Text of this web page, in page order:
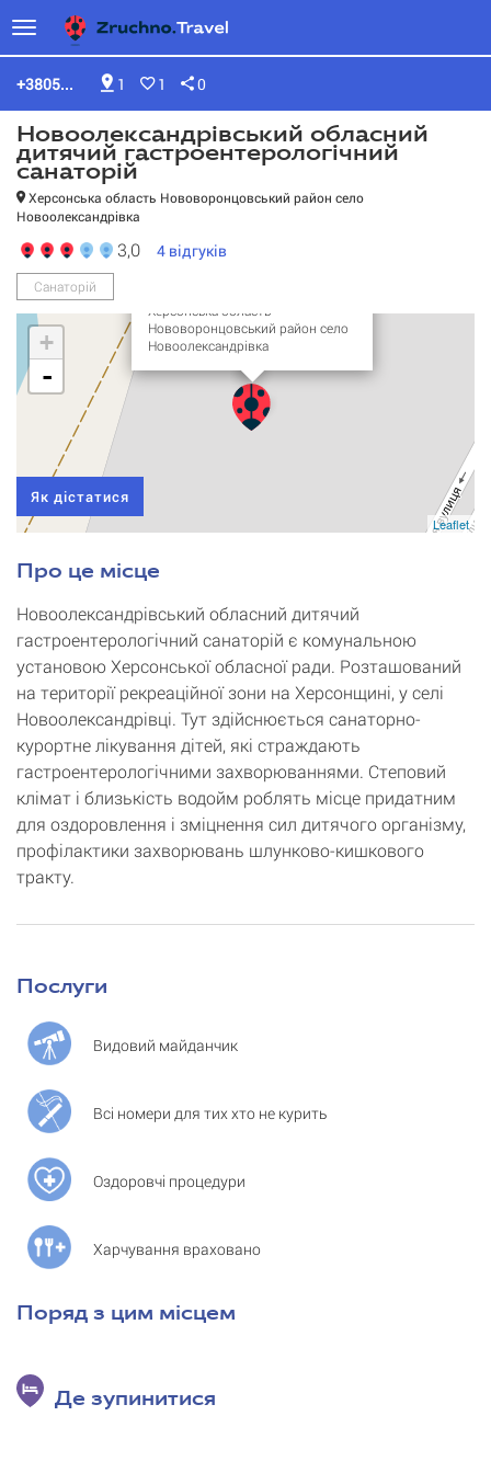
1 1 0
+3805...
Новоолександрівський обласний
дитячий гастроентерологічний
санаторій
Херсонська область Нововоронцовський район село
Новоолександрівка
3,0 4 відгуків
Санаторій
обласний дитячий
гастроентерологічний
Херсонська область
Нововоронцовський район село
Новоолександрівка
+
-
Leaflet
Як дістатися
Про це місце
Новоолександрівський обласний дитячий
гастроентерологічний санаторій є комунальною
установою Херсонської обласної ради. Розташований
на території рекреаційної зони на Херсонщині, у селі
Новоолександрівці. Тут здійснюється санаторно-
курортне лікування дітей, які страждають
гастроентерологічними захворюваннями. Степовий
клімат і близькість водойм роблять місце придатним
для оздоровлення і зміцнення сил дитячого організму,
профілактики захворювань шлунково-кишкового
тракту.
Послуги
Видовий майданчик
Всі номери для тих хто не курить
Оздоровчі процедури
Харчування враховано
Поряд з цим місцем
Де зупинитися